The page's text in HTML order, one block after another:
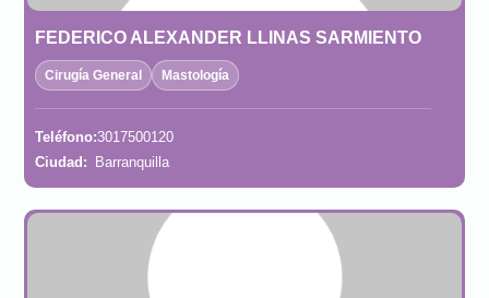
FEDERICO ALEXANDER LLINAS SARMIENTO
Cirugía General Mastología
Teléfono:3017500120
Ciudad:
Barranquilla